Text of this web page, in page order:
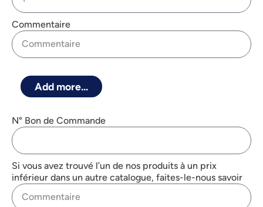
Commentaire
Add more...
N° Bon de Commande
Si vous avez trouvé l’un de nos produits à un prix
inférieur dans un autre catalogue, faites-le-nous savoir